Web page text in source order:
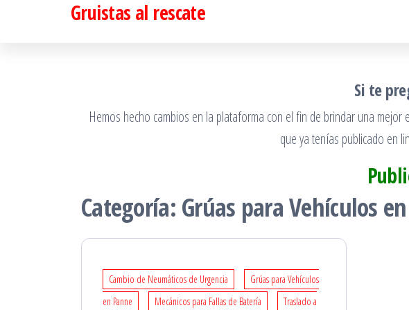
Gruistas al rescate
Si te
Hemos hecho cambios en la plataforma con el fin de brindar una
que ya tenías publicado en
Categoría: Grúas para Vehículos
Cambio de Neumáticos de Urgencia
Grúas para Vehículos
en Panne
Mecánicos para Fallas de Batería
Traslado a